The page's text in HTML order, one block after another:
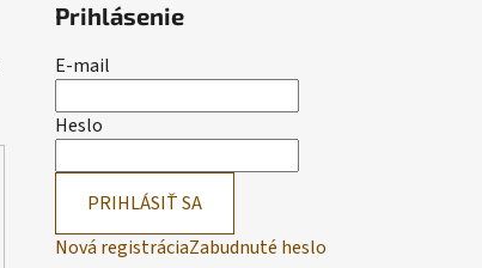
Prihlásenie
E-mail
Heslo
PRIHLÁSIŤ SA
Nová registráciaZabudnuté heslo